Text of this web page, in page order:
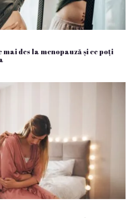
des la menopauză și ce poți